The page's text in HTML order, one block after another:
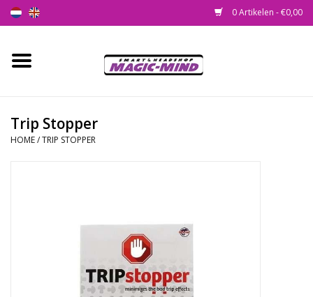
0 Artikelen - €0,00
Home
Smartshop
Trip Stopper
HOME/TRIP STOPPER